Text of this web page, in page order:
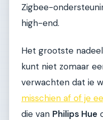
Zigbee-
high-end.
Het grootste
kunt niet zomaar
verwachten dat ie
misschien af of je
die van Philips Hue